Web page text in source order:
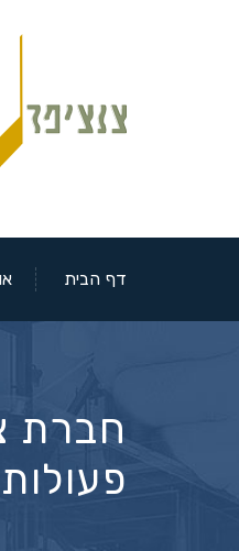
דף הבית
חברת